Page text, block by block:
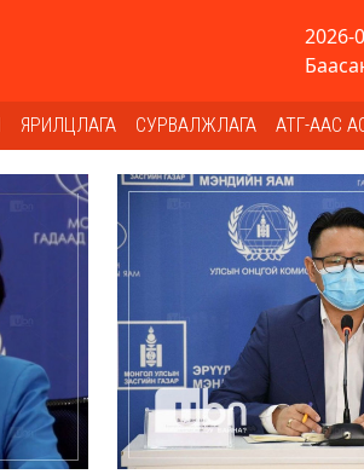
2026-
ЯРИЛЦЛАГА СУРВАЛЖЛАГА АТГ-ААС